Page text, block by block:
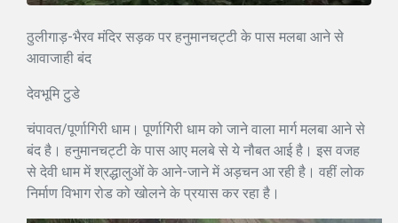
ठुलीगाड़-भैरव मंदिर सड़क पर हनुमानचट्टी के पास मलबा आने से
आवाजाही बंद
देवभूमि टुडे
चंपावत/पूर्णागिरी धाम। पूर्णागिरी धाम को जाने वाला मार्ग मलबा आने से
बंद है। हनुमानचट्टी के पास आए मलबे से ये नौबत आई है। इस वजह
से देवी धाम में श्रद्धालुओं के आने-जाने में अड़चन आ रही है। वहीं लोक
निर्माण विभाग रोड को खोलने के प्रयास कर रहा है।